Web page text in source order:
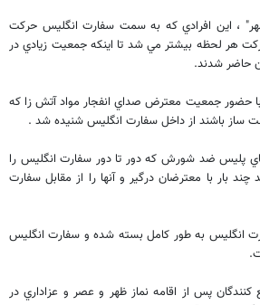
، اين افرادي كه به سمت سفارت انگليس حركت
هر لحظه بيشتر مي شد تا اينكه جمعيت زيادي در
حاضر شدند.
حضور جمعيت معترض صداي انفجار مواد آتش زا كه
ساز باشند از داخل سفارت انگليس شنيده شد .
پليس ضد شورش كه دور تا دور سفارت انگليس را
بار با معترضان درگير و آنها را از مقابل سفارت
انگليس به طور كامل بسته شده و سفارت انگليس
پس از اقامه نماز ظهر و عصر و عزاداري در